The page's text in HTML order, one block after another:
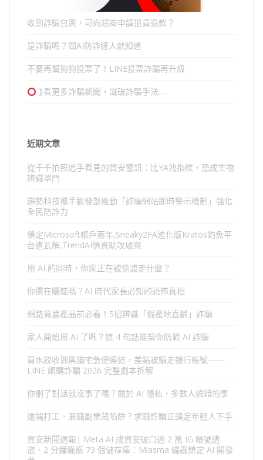
收到詐騙包裹，可向超商申請退貨退款？
是詐騙嗎？問AI防詐達人就知道
不要再幫狗狗投票了！LINE投票詐騙再升級
⟫看更多詐騙新聞，識破詐騙手法….
近期文章
從千千拍照遮手看見的資安警訊：比YA洩指紋，恐成生物
辨識罩門
趨勢科技攜手數發部推動「詐騙網站即時警示機制」強化
全民防詐力
鎖定Microsoft帳戶兩年,Sneaky2FA進化版Kratos釣魚平
台遭瓦解,TrendAI情資助攻破案
用 AI 的同時，你家正在被偷渡走什麼？
你還在曬娃嗎？AI 時代家長必知的恐怖真相
網路買農產品前必看！5招辨識「假產地直銷」詐騙
家人開始用 AI 了嗎？這 4 句話能幫你防範 AI 詐騙
買水餃收到黑貓宅急便連結，差點被騙走銀行帳號——
LINE 網購詐騙 2026 完整劇本拆解
你刪了對話就沒事了嗎？關於 AI 隱私，多數人搞錯的事
遠端打工、兼職副業藏陷阱？求職詐騙正鎖定年輕人下手
資安新聞週報| Meta AI 成資安破口逾 2 萬 IG 帳號遭
盜、2 分鐘癱瘓 73 個儲存庫：Miasma 蠕蟲鎖定 AI 開發